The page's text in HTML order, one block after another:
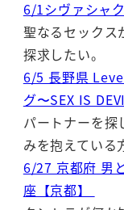
6/1シヴァシャ
聖なるセックス
探求したい。
6/5 長野県
グ〜SEX IS
パートナーを探
みを抱えている
6/27 京都府 男
座【京都】